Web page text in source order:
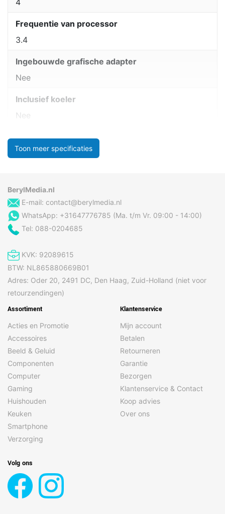
4
Frequentie van processor
3.4
Ingebouwde grafische adapter
Nee
Inclusief koeler
Nee
Toon meer specificaties
BerylMedia.nl
E-mail: contact@berylmedia.nl
WhatsApp: +31647776785 (Ma. t/m Vr. 09:00 - 14:00)
Tel: 088-0204685
KVK: 92089615
BTW: NL865880669B01
Adres: Oder 20, 2491 DC, Den Haag, Zuid-Holland (niet voor
retourzendingen)
Assortiment
Acties en Promotie
Accessoires
Beeld & Geluid
Componenten
Computer
Gaming
Huishouden
Keuken
Smartphone
Verzorging
Klantenservice
Mijn account
Betalen
Retourneren
Garantie
Bezorgen
Klantenservice & Contact
Koop advies
Over ons
Volg ons